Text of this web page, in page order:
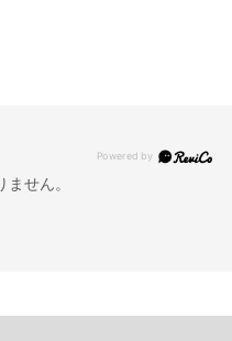
せん。